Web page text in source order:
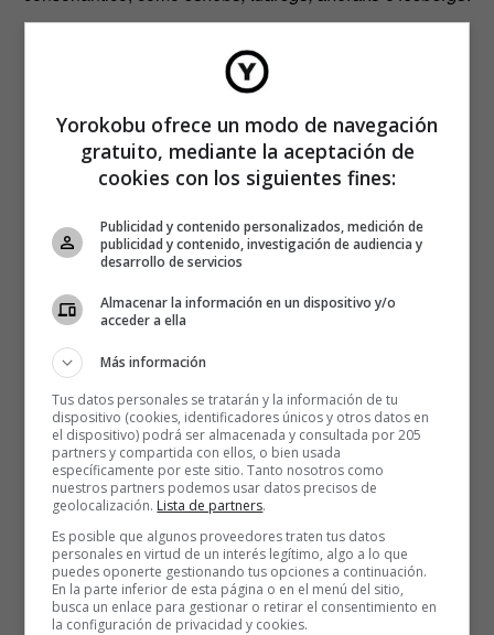
Yorokobu ofrece un modo de navegación
gratuito, mediante la aceptación de
cookies con los siguientes fines:
Publicidad y contenido personalizados, medición de
publicidad y contenido, investigación de audiencia y
desarrollo de servicios
Almacenar la información en un dispositivo y/o
acceder a ella
Más información
Tus datos personales se tratarán y la información de tu
dispositivo (cookies, identificadores únicos y otros datos en
el dispositivo) podrá ser almacenada y consultada por 205
partners y compartida con ellos, o bien usada
específicamente por este sitio. Tanto nosotros como
nuestros partners podemos usar datos precisos de
geolocalización. Lista de partners.
Es posible que algunos proveedores traten tus datos
personales en virtud de un interés legítimo, algo a lo que
puedes oponerte gestionando tus opciones a continuación.
En la parte inferior de esta página o en el menú del sitio,
busca un enlace para gestionar o retirar el consentimiento en
la configuración de privacidad y cookies.